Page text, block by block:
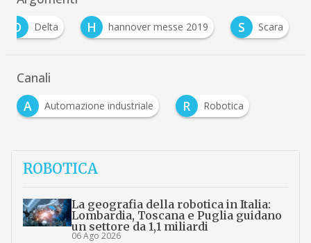
D
Delta H hannover messe 2019 S Scara
Canali
A
Automazione industriale R Robotica
ROBOTICA
La geografia della robotica in Italia:
Lombardia, Toscana e Puglia guidano
un settore da 1,1 miliardi
06 Ago 2026